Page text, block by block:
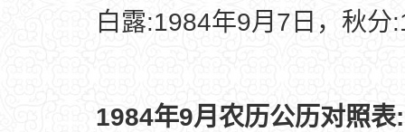
白露:1984年9月7日，秋分
1984年9月农历公历对照表: